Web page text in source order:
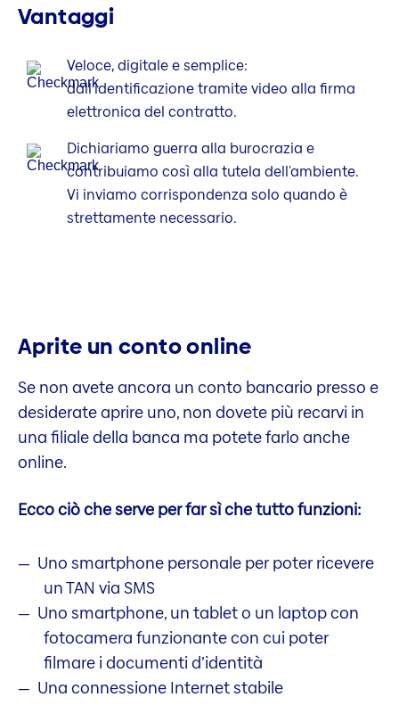
Vantaggi
Veloce, digitale e semplice:
dall'identificazione tramite video alla firma
elettronica del contratto.
Dichiariamo guerra alla burocrazia e
contribuiamo così alla tutela dell'ambiente.
Vi inviamo corrispondenza solo quando è
strettamente necessario.
Aprite un conto online
Se non avete ancora un conto bancario presso e
desiderate aprire uno, non dovete più recarvi in
una filiale della banca ma potete farlo anche
online.
Ecco ciò che serve per far sì che tutto funzioni:
Uno smartphone personale per poter ricevere
un TAN via SMS
Uno smartphone, un tablet o un laptop con
fotocamera funzionante con cui poter
filmare i documenti d’identità
Una connessione Internet stabile